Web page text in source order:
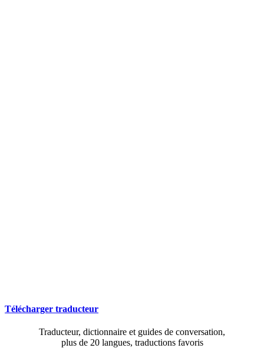
Télécharger traducteur
Traducteur, dictionnaire et guides de conversation,
plus de 20 langues, traductions favoris